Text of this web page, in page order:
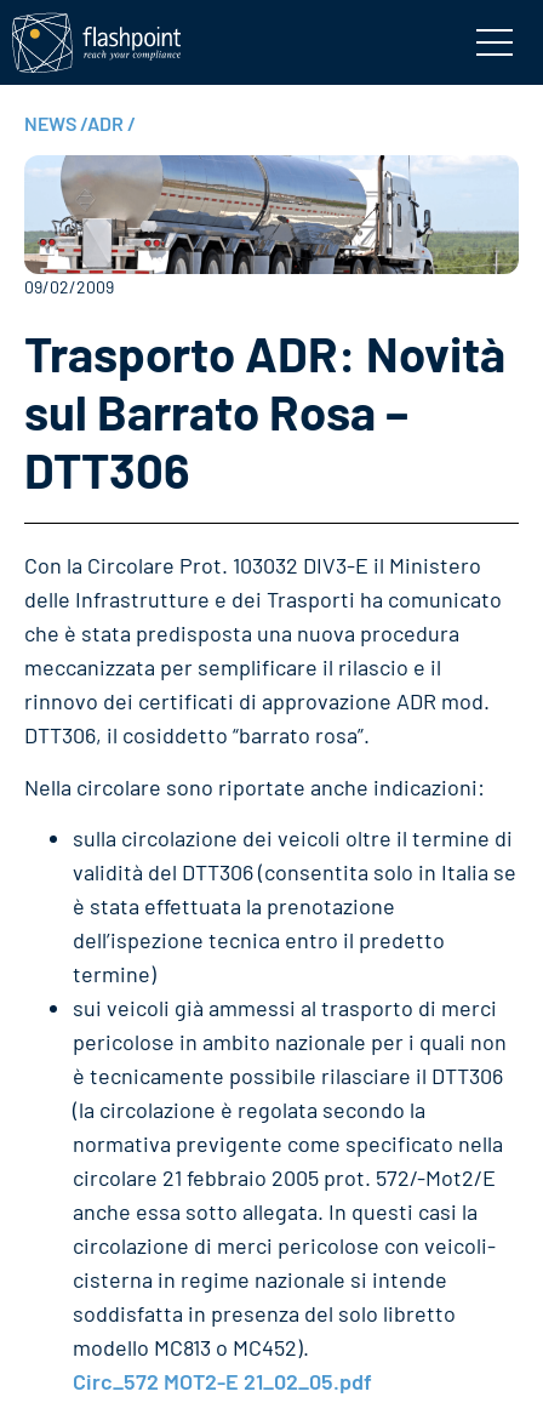
NEWS /ADR /
09/02/2009
Trasporto ADR: Novità
sul Barrato Rosa –
DTT306
Con la Circolare Prot. 103032 DIV3-E il Ministero
delle Infrastrutture e dei Trasporti ha comunicato
che è stata predisposta una nuova procedura
meccanizzata per semplificare il rilascio e il
rinnovo dei certificati di approvazione ADR mod.
DTT306, il cosiddetto “barrato rosa”.
Nella circolare sono riportate anche indicazioni:
sulla circolazione dei veicoli oltre il termine di
validità del DTT306 (consentita solo in Italia se
è stata effettuata la prenotazione
dell’ispezione tecnica entro il predetto
termine)
sui veicoli già ammessi al trasporto di merci
pericolose in ambito nazionale per i quali non
è tecnicamente possibile rilasciare il DTT306
(la circolazione è regolata secondo la
normativa previgente come specificato nella
circolare 21 febbraio 2005 prot. 572/-Mot2/E
anche essa sotto allegata. In questi casi la
circolazione di merci pericolose con veicoli-
cisterna in regime nazionale si intende
soddisfatta in presenza del solo libretto
modello MC813 o MC452).
Circ_572 MOT2-E 21_02_05.pdf